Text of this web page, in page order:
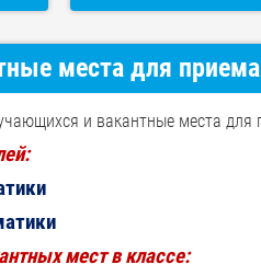
места для приема
мест в классе: